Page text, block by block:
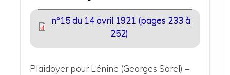
n°15 du 14 avril 1921 (pages 233 à
252)
Plaidoyer pour Lénine (Georges Sorel) –